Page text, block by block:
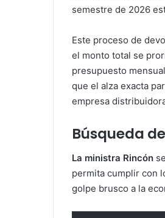
semestre de 2026
Este proceso de
el monto total se
presupuesto
que el alza exacta
empresa
Búsqueda
La ministra Rincón
permita cumplir con
golpe brusco a la